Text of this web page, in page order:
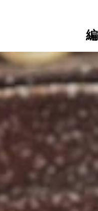
ーラ商品には生産が追い